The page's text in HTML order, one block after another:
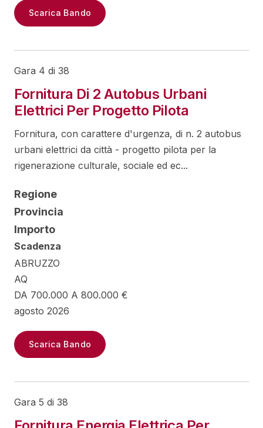
Scarica Bando
Gara 4 di 38
Fornitura Di 2 Autobus Urbani
Elettrici Per Progetto Pilota
Fornitura, con carattere d'urgenza, di n. 2 autobus
urbani elettrici da città - progetto pilota per la
rigenerazione culturale, sociale ed ec...
Regione
Provincia
Importo
Scadenza
ABRUZZO
AQ
DA 700.000 A 800.000 €
agosto 2026
Scarica Bando
Gara 5 di 38